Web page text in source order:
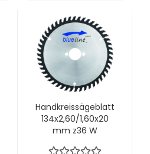
Handkreissägeblatt
134x2,60/1,60x20
mm z36 W